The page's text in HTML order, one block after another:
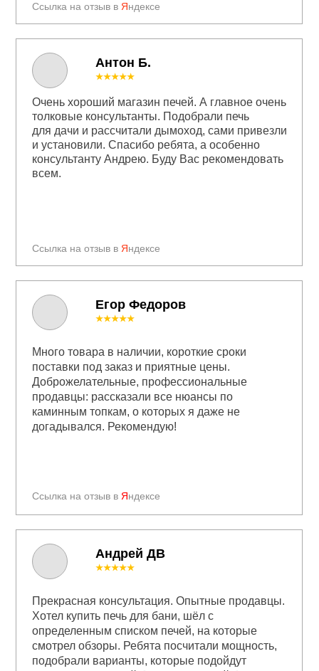
Антон Б.
Ссылка на отзыв в Яндексе
Ссылка на отзыв в Яндексе
★★★★★
Очень хороший магазин печей. А главное очень
толковые консультанты. Подобрали печь
для дачи и рассчитали дымоход, сами привезли
и установили. Спасибо ребята, а особенно
консультанту Андрею. Буду Вас рекомендовать
всем.
Егор Федоров
Ссылка на отзыв в Яндексе
★★★★★
Много товара в наличии, короткие сроки
поставки под заказ и приятные цены.
Доброжелательные, профессиональные
продавцы: рассказали все нюансы по
каминным топкам, о которых я даже не
догадывался. Рекомендую!
Андрей ДВ
★★★★★
Прекрасная консультация. Опытные продавцы.
Хотел купить печь для бани, шёл с
определенным списком печей, на которые
смотрел обзоры. Ребята посчитали мощность,
подобрали варианты, которые подойдут